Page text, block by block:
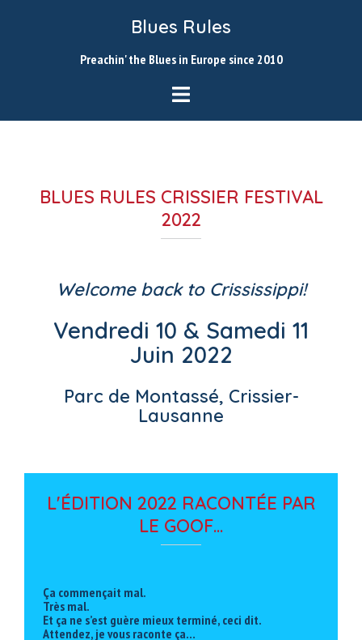
Blues Rules
Preachin' the Blues in Europe since 2010
BLUES RULES CRISSIER FESTIVAL
2022
Welcome back to Crississippi!
Vendredi 10 & Samedi 11
Juin 2022
Parc de Montassé, Crissier-
Lausanne
L'ÉDITION 2022 RACONTÉE PAR
LE GOOF...
Ça commençait mal.
Très mal.
Et ça ne s’est guère mieux terminé, ceci dit.
Attendez, je vous raconte ça…